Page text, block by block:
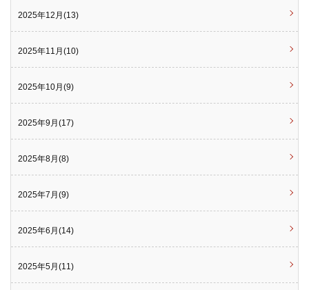
2025年12月(13)
2025年11月(10)
2025年10月(9)
2025年9月(17)
2025年8月(8)
2025年7月(9)
2025年6月(14)
2025年5月(11)